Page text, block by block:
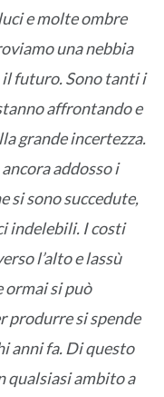
e molte ombre
una nebbia
il futuro. Sono tanti i
affrontando e
grande incertezza.
addosso i
si sono succedute,
indelebili. I costi
l’alto e lassù
ormai si può
produrre si spende
anni fa. Di questo
qualsiasi ambito a